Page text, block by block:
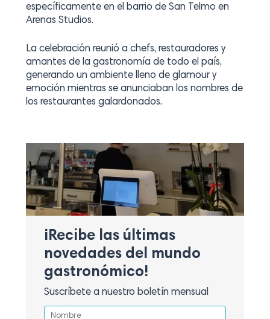
específicamente en el barrio de San Telmo en
Arenas Studios.
La celebración reunió a chefs, restauradores y
amantes de la gastronomía de todo el país,
generando un ambiente lleno de glamour y
emoción mientras se anunciaban los nombres de
los restaurantes galardonados.
¡Recibe las últimas
novedades del mundo
gastronómico!
Suscríbete a nuestro boletín mensual